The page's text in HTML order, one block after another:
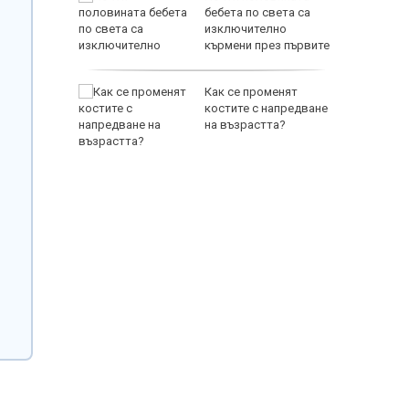
с
бебета по света са
изключително
кърмени през първите
Как се променят
костите с напредване
на възрастта?